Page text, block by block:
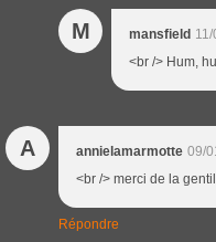
M mansfield
<br /> Hum,
A annielamarmotte 09/
<br /> merci de la
Répondre